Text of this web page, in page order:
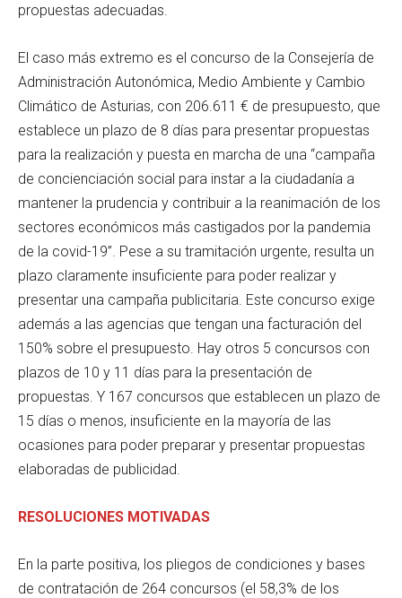
propuestas adecuadas.
El caso más extremo es el concurso de la Consejería de
Administración Autonómica, Medio Ambiente y Cambio
Climático de Asturias, con 206.611 € de presupuesto, que
establece un plazo de 8 días para presentar propuestas
para la realización y puesta en marcha de una “campaña
de concienciación social para instar a la ciudadanía a
mantener la prudencia y contribuir a la reanimación de los
sectores económicos más castigados por la pandemia
de la covid-19”. Pese a su tramitación urgente, resulta un
plazo claramente insuficiente para poder realizar y
presentar una campaña publicitaria. Este concurso exige
además a las agencias que tengan una facturación del
150% sobre el presupuesto. Hay otros 5 concursos con
plazos de 10 y 11 días para la presentación de
propuestas. Y 167 concursos que establecen un plazo de
15 días o menos, insuficiente en la mayoría de las
ocasiones para poder preparar y presentar propuestas
elaboradas de publicidad.
RESOLUCIONES MOTIVADAS
En la parte positiva, los pliegos de condiciones y bases
de contratación de 264 concursos (el 58,3% de los